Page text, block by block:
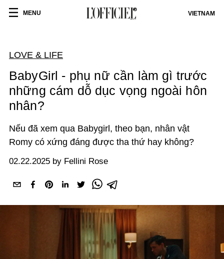
MENU VIETNAM
LOVE & LIFE
BabyGirl - phụ nữ cần làm gì trước
những cám dỗ dục vọng ngoài hôn
nhân?
Nếu đã xem qua Babygirl, theo bạn, nhân vật
Romy có xứng đáng được tha thứ hay không?
02.22.2025 by Fellini Rose